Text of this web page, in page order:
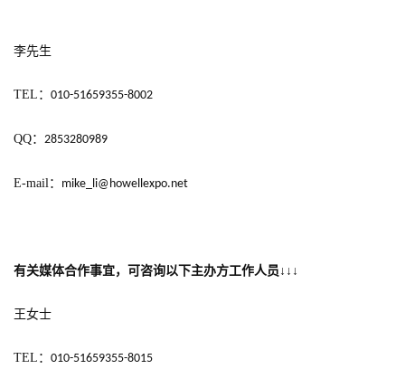
李先生
TEL ： 010-51659355-8002
QQ： 2853280989
E-mail： mike_li@howellexpo.net
有关媒体合作事宜，可咨询以下主办方工作人员 ↓↓↓
王女士
TEL ： 010-51659355-8015